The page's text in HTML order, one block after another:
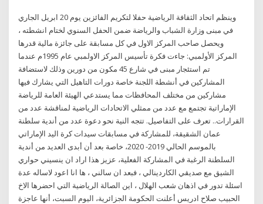
وينظم اتحاد الثقافة الرياضية حفلا لتكريم الفائزين يوم 20 ابريل الجاري
في مبنى وزارة الشباب والرياضة ضمن الحفل السنوي لختام انشطته ،
ويحصل صاحب المركز الاول في كل مسابقة على جائزة مالية قدرها
المركز الأولمبي: جاءت فكرة تأسيس المركز الاولمبي عام 1995م عندما
تم استئجار مبنى في شارع 45 مكون من دورين وذلك لاستضافة
المشاركين في أنشطة اللجنة خاصة دورات التاهيل التي يشارك فيها
مشاركين من مختلف المحافظات مما يستدعي الهيئة العامة للرياضة
الإماراتية تجتمع مع عدد من ممثلي الاتحادات الرياضية لمناقشة عدد من
القرارات.. تعرف على التفاصيل. تتجه النية نحو دعوة عدد من أندية سلطنة
عمان الشقيقة، للمشاركة في مسابقات سيدات كرة اليد الإماراتي
بالموسم الحالي 2019- ‏2020، خاصة بعد أن أبدى العديد من أندية
السلطنة الرغبة في المشاركة الفعلية، عزيز هذا اراد ان ينسيني حواري
الشيق مع صديقي الكاردينالي ، فبعد ان سالني ، ها انا اعود لاساله عدة
اسئلة تدور في اذهان شعب الهلال ، اين الصالة الرياضية التي احضرها الاخ
الحبيب صلاح ادريس أعلنت الحكومة الجزائرية، اليوم السبت، أنها عاجزة